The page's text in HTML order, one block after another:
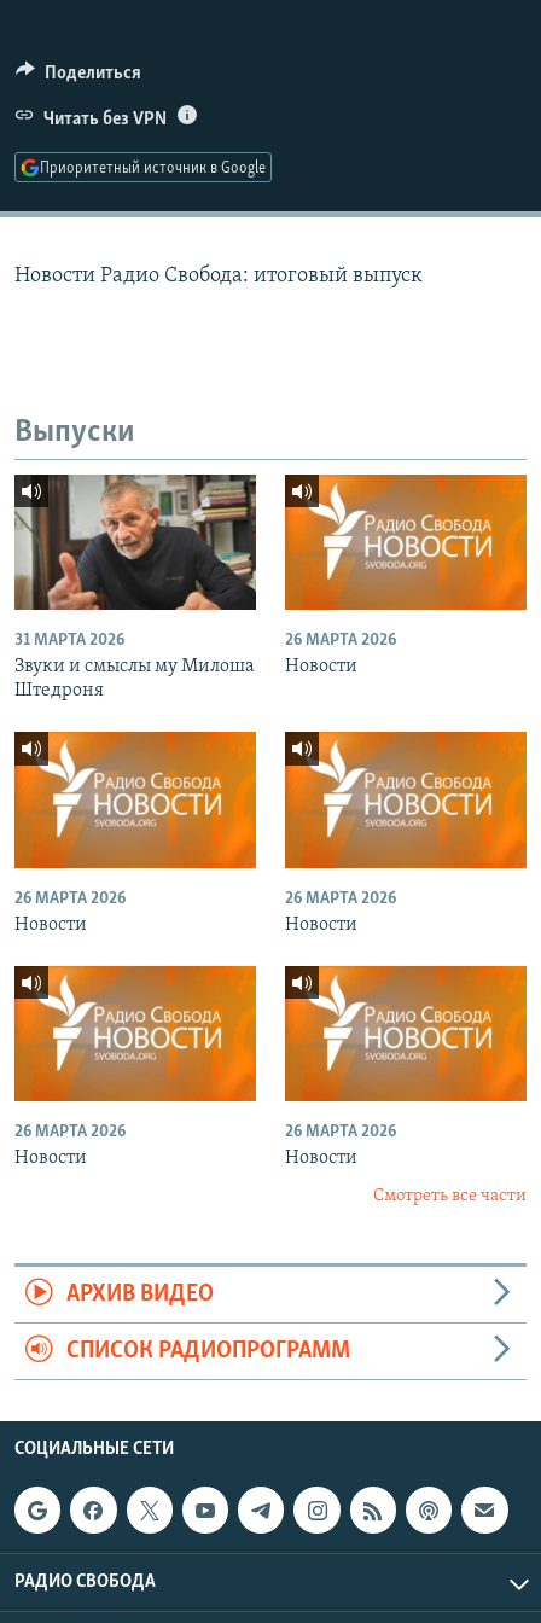
ПОДПИШИТЕСЬ НА РАССЫЛКУ
СОЦИАЛЬНЫЕ СЕТИ
Поделиться
Читать без VPN
Приоритетный источник в Google
Новости Радио Свобода: итоговый выпуск
Выпуски
31 МАРТА 2026
Звуки и смыслы му Милоша
Штедроня
26 МАРТА 2026
Новости
26 МАРТА 2026
Новости
26 МАРТА 2026
Новости
26 МАРТА 2026
Новости
26 МАРТА 2026
Новости
Смотреть все части
АРХИВ ВИДЕО
СПИСОК РАДИОПРОГРАММ
СОЦИАЛЬНЫЕ СЕТИ
РАДИО СВОБОДА